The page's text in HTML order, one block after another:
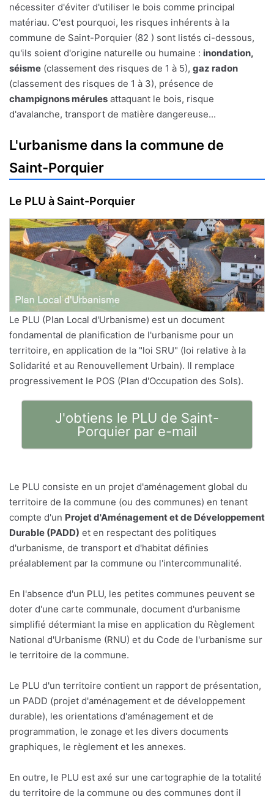
nécessiter d'éviter d'utiliser le bois comme principal
matériau. C'est pourquoi, les risques inhérents à la
commune de Saint-Porquier (82 ) sont listés ci-dessous,
qu'ils soient d'origine naturelle ou humaine : inondation,
séisme (classement des risques de 1 à 5), gaz radon
(classement des risques de 1 à 3), présence de
champignons mérules attaquant le bois, risque
d'avalanche, transport de matière dangereuse...
L'urbanisme dans la commune de
Saint-Porquier
Le PLU à Saint-Porquier
Le PLU (Plan Local d'Urbanisme) est un document
fondamental de planification de l'urbanisme pour un
territoire, en application de la "loi SRU" (loi relative à la
Solidarité et au Renouvellement Urbain). Il remplace
progressivement le POS (Plan d'Occupation des Sols).
J'obtiens le PLU de Saint-
Porquier par e-mail
Le PLU consiste en un projet d'aménagement global du
territoire de la commune (ou des communes) en tenant
compte d'un Projet d'Aménagement et de Développement
Durable (PADD) et en respectant des politiques
d'urbanisme, de transport et d'habitat définies
préalablement par la commune ou l'intercommunalité.
En l'absence d'un PLU, les petites communes peuvent se
doter d'une carte communale, document d'urbanisme
simplifié détermiant la mise en application du Règlement
National d'Urbanisme (RNU) et du Code de l'urbanisme sur
le territoire de la commune.
Le PLU d'un territoire contient un rapport de présentation,
un PADD (projet d'aménagement et de développement
durable), les orientations d'aménagement et de
programmation, le zonage et les divers documents
graphiques, le règlement et les annexes.
En outre, le PLU est axé sur une cartographie de la totalité
du territoire de la commune ou des communes dont il